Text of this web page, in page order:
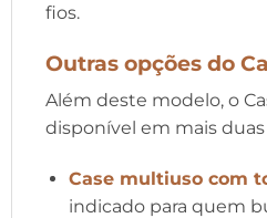
fios.
Outras opções do
Além deste modelo, o
disponível em mais duas
Case multiuso com
indicado para quem